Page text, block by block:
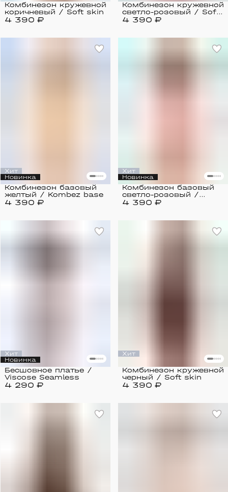
4 390 ₽
Комбинезон кружевной
коричневый / Soft skin
4 390 ₽
Комбинезон кружевной
светло-розовый / Soft
skin
Хит
Новинка
4 390 ₽
Комбинезон базовый
желтый / Kombez base
Хит
Новинка
4 390 ₽
Комбинезон базовый
светло-розовый /
Kombez base
Хит
Новинка
4 290 ₽
Бесшовное платье /
Viscose Seamless
Хит
4 390 ₽
Комбинезон кружевной
черный / Soft skin